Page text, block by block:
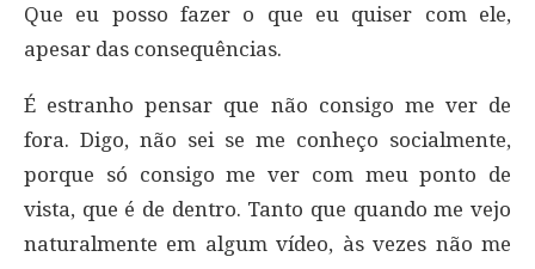
Que eu posso fazer o que eu quiser com ele,
apesar das consequências.
É estranho pensar que não consigo me ver de
fora. Digo, não sei se me conheço socialmente,
porque só consigo me ver com meu ponto de
vista, que é de dentro. Tanto que quando me vejo
naturalmente em algum vídeo, às vezes não me